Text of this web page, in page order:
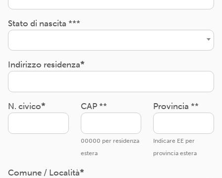
Stato di nascita ***
Indirizzo residenza
N. civico CAP **
00000 per residenza
estera
Provincia **
Indicare EE per
provincia estera
Comune / Località